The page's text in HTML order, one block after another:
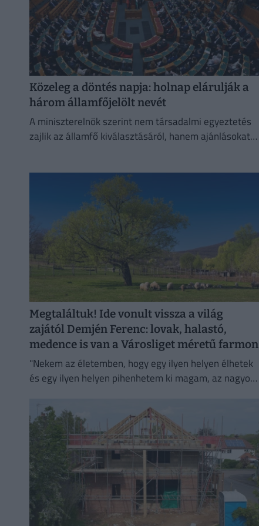
Közeleg a döntés napja: holnap elárulják a
három államfőjelölt nevét
A miniszterelnök szerint nem társadalmi egyeztetés
zajlik az államfő kiválasztásáról, hanem ajánlásokat
Megtaláltuk! Ide vonult vissza a világ
zajától Demjén Ferenc: lovak, halastó,
medence is van a Városliget méretű farmon
"Nekem az életemben, hogy egy ilyen helyen élhetek
és egy ilyen helyen pihenhetem ki magam, az nagyon
a természetbe."